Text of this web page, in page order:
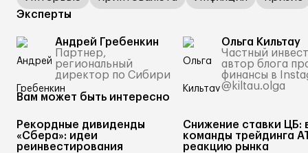
Эксперты
Андрей Гребенкин
Партнер,
региональный
директор по Сибири
Ольга Кильтау
Частный
автор блога
финансы в
@kiltau.olga
Вам может быть интересно
Рекордные дивиденды
«Сбера»: идеи
реинвестирования
Снижение ставки ЦБ:
команды трейдинга
реакцию рынка